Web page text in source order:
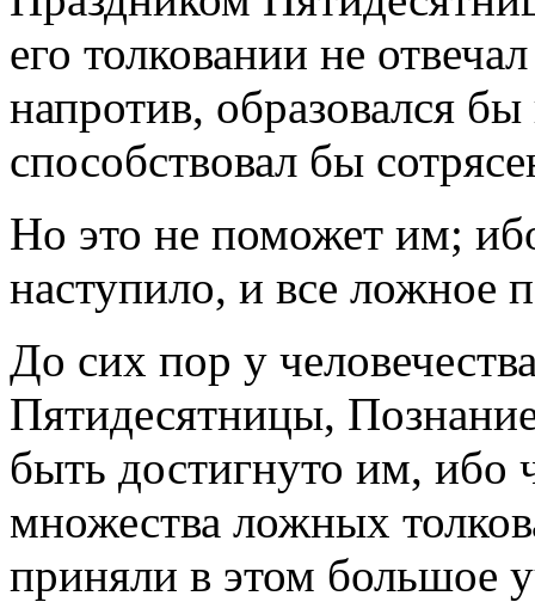
его толковании не
напротив, образовался
способствовал бы
Но это не поможет им;
наступило, и все ложное
До сих пор у
Пятидесятницы,
быть достигнуто им, ибо
множества ложных
приняли в этом большое